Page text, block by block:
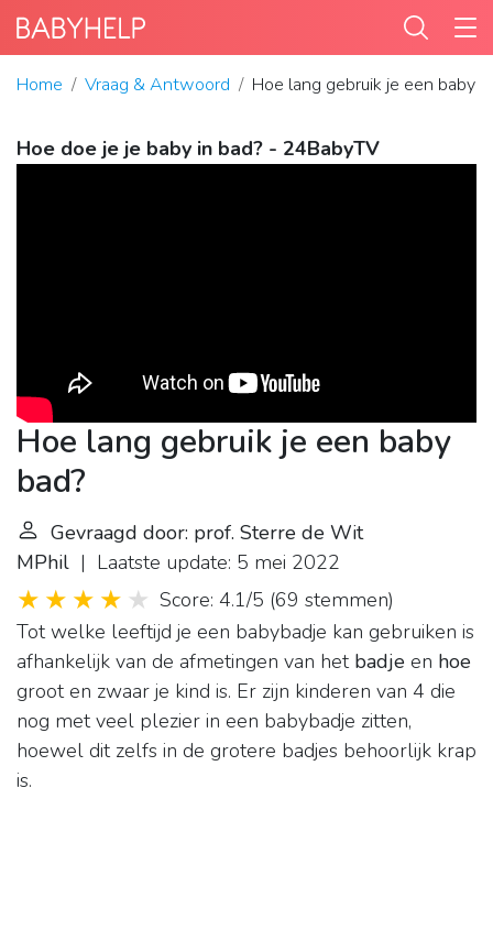
Home Vraag & Antwoord Hoe lang gebruik je een baby
Hoe doe je je baby in bad? - 24BabyTV
Hoe lang gebruik je een baby
bad?
Gevraagd door: prof. Sterre de Wit
MPhil | Laatste update: 5 mei 2022
Score: 4.1/5 (69 stemmen)
Tot welke leeftijd je een babybadje kan gebruiken is
afhankelijk van de afmetingen van het badje en hoe
groot en zwaar je kind is. Er zijn kinderen van 4 die
nog met veel plezier in een babybadje zitten,
hoewel dit zelfs in de grotere badjes behoorlijk krap
is.